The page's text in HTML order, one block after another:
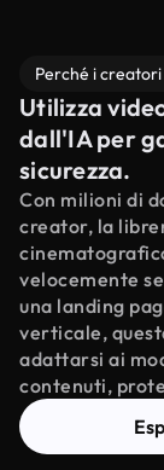
Perché i
Utilizza
dall'IA per
sicurezza.
Con milioni di
creator, la
velocemente
una landing
verticale,
adattarsi ai
contenuti,